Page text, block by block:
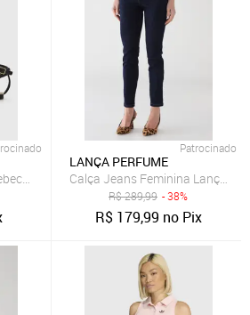
Lisa Café
Patrocinado
LANÇA PERFUME
Calça Jeans Feminina Lança
R$289,99 - 38%
R$ 179,99 no Pix